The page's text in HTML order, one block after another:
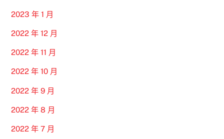
2023 年 1 月
2022 年 12 月
2022 年 11 月
2022 年 10 月
2022 年 9 月
2022 年 8 月
2022 年 7 月